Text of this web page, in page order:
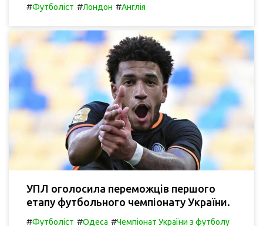
#Футболіст #Лондон #Англія
УПЛ оголосила переможців першого
етапу футбольного чемпіонату України.
#Футболіст #Одеса #Чемпіонат України з футболу